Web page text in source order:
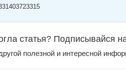
статья? Подписывайся
полезной и интересной